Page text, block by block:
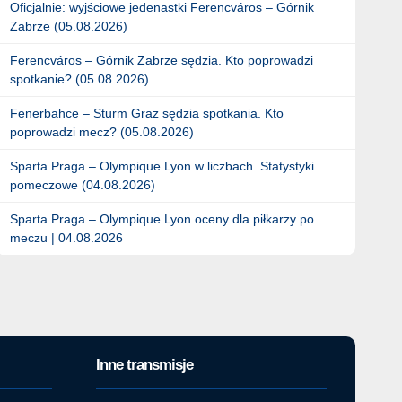
Oficjalnie: wyjściowe jedenastki Ferencváros – Górnik
Zabrze (05.08.2026)
Ferencváros – Górnik Zabrze sędzia. Kto poprowadzi
spotkanie? (05.08.2026)
Fenerbahce – Sturm Graz sędzia spotkania. Kto
poprowadzi mecz? (05.08.2026)
Sparta Praga – Olympique Lyon w liczbach. Statystyki
pomeczowe (04.08.2026)
Sparta Praga – Olympique Lyon oceny dla piłkarzy po
meczu | 04.08.2026
Inne transmisje